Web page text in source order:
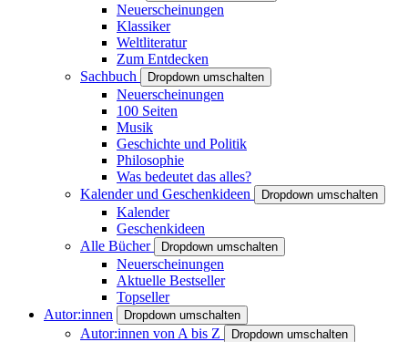
Neuerscheinungen
Klassiker
Weltliteratur
Zum Entdecken
Sachbuch
Dropdown umschalten
Neuerscheinungen
100 Seiten
Musik
Geschichte und Politik
Philosophie
Was bedeutet das alles?
Kalender und Geschenkideen
Dropdown umschalten
Kalender
Geschenkideen
Alle Bücher
Dropdown umschalten
Neuerscheinungen
Aktuelle Bestseller
Topseller
Autor:innen
Dropdown umschalten
Autor:innen von A bis Z Dropdown umschalten